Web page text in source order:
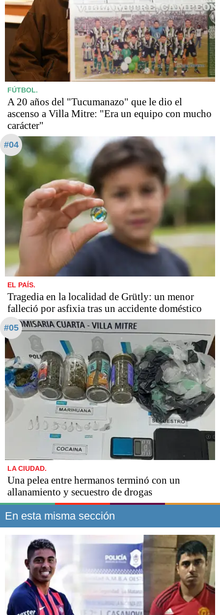
FÚTBOL.
A 20 años del "Tucumanazo" que le dio el
ascenso a Villa Mitre: "Era un equipo con mucho
carácter"
#04
EL PAÍS.
Tragedia en la localidad de Grütly: un menor
falleció por asfixia tras un accidente doméstico
#05
LA CIUDAD.
Una pelea entre hermanos terminó con un
allanamiento y secuestro de drogas
En esta misma sección